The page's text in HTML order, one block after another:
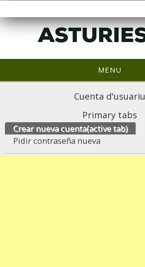
MENU
Cuenta d'usuariu
Primary tabs
Crear nueva cuenta(active tab)
Pidir contraseña nueva